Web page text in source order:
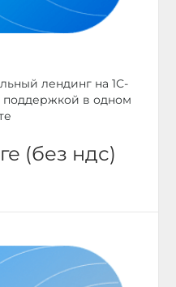
лендинг на 1С-
поддержкой в одном
(без ндс)